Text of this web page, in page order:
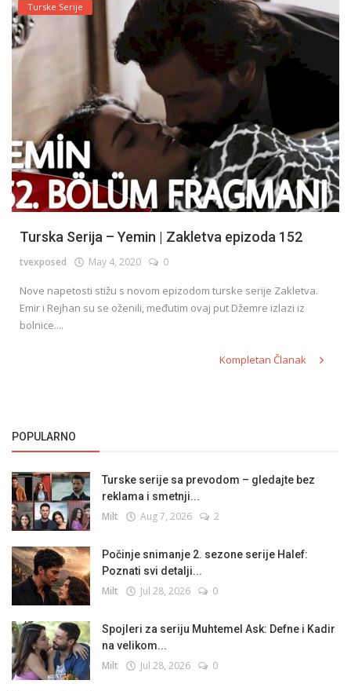
Turske Serije
Turska Serija – Yemin | Zakletva epizoda 152
tvexposed May 4, 2020 0
Nove napetosti stižu s novom epizodom turske serije Zakletva.
Emir i Rejhan su se oženili, međutim ovaj put Džemre izlazi iz
bolnice....
Kompletan Članak
POPULARNO
Turske serije sa prevodom – gledajte bez
reklama i smetnji...
Milt Aug 7, 2026 2
Počinje snimanje 2. sezone serije Halef:
Poznati svi detalji...
Milt Jul 28, 2026 0
Spojleri za seriju Muhtemel Ask: Defne i Kadir
na velikom...
Milt Jul 28, 2026 0